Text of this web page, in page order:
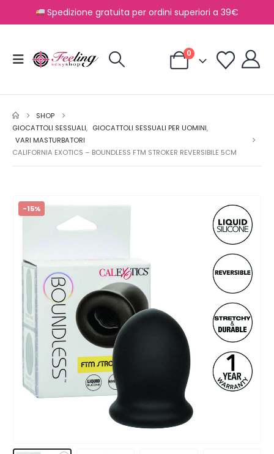
Spedizione gratuita per ordini superiori a 39€
0
SHOP
GIOCATTOLI SESSUALI, GIOCATTOLI SESSUALI PER UOMINI,
VARI MASTURBATORI
CALIFORNIA EXOTICS – BOUNDLESS FTM STROKER REVERSIBILE 5CM
-15%